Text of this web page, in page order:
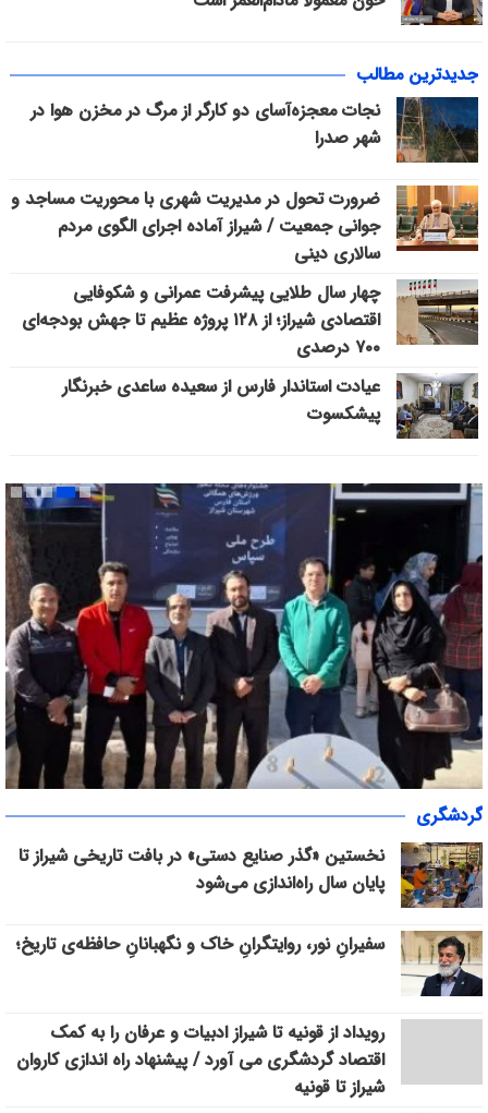
جدیدترین مطالب
نجات معجزه‌آسای دو کارگر از مرگ در مخزن هوا در
شهر صدرا
ضرورت تحول در مدیریت شهری با محوریت مساجد و
جوانی جمعیت / شیراز آماده اجرای الگوی مردم
سالاری دینی
چهار سال طلایی پیشرفت عمرانی و شکوفایی
اقتصادی شیراز؛ از ۱۲۸ پروژه عظیم تا جهش بودجه‌ای
۷۰۰ درصدی
عیادت استاندار فارس از سعیده ساعدی خبرنگار
پیشکسوت
«سپاس» در میانرود شیراز طنین‌انداز شد/ هم‌افزایی ورزش، فرهنگ و
خدمات اجتماعی با حضور ۳۰۰ شهروند
گردشگری
نخستین «گذر صنایع دستی» در بافت تاریخی شیراز تا
پایان سال راه‌اندازی می‌شود
سفیرانِ نور، روایتگرانِ خاک و نگهبانانِ حافظه‌ی تاریخ؛
رویداد از قونیه تا شیراز ادبیات و عرفان را به کمک
اقتصاد گردشگری می آورد / پیشنهاد راه اندازی کاروان
شیراز تا قونیه